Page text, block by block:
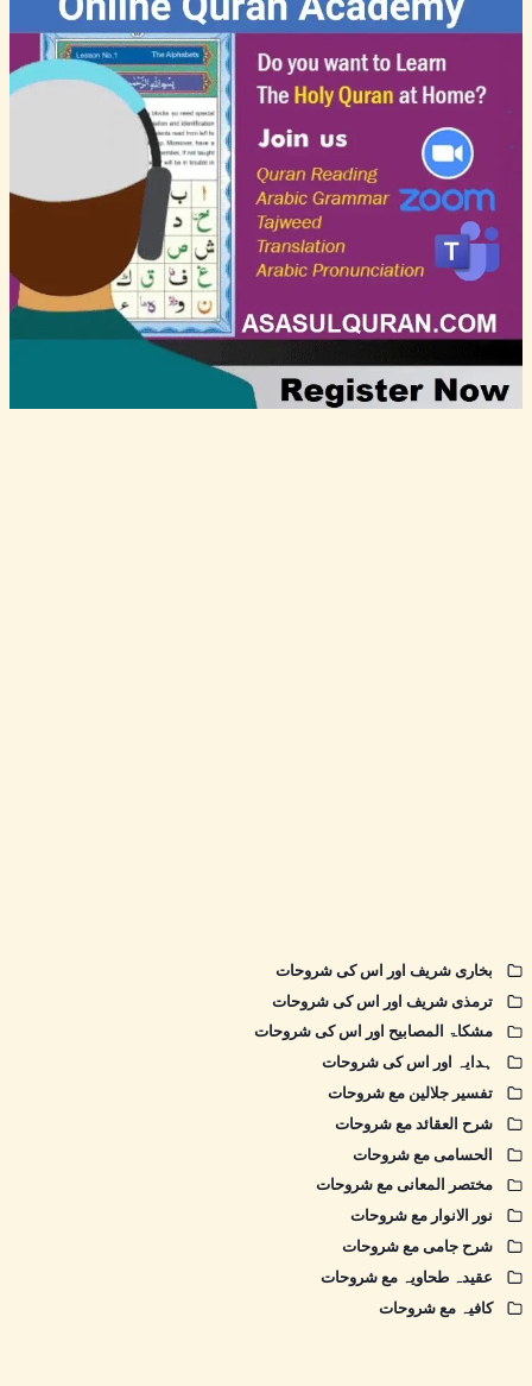
بخاری شریف اور اس کی شروحات
ترمذی شریف اور اس کی شروحات
مشکاۃ المصابیح اور اس کی شروحات
ہدایہ اور اس کی شروحات
تفسیر جلالین مع شروحات
شرح العقائد مع شروحات
الحسامی مع شروحات
مختصر المعانی مع شروحات
نور الانوار مع شروحات
شرح جامی مع شروحات
عقیدہ طحاویہ مع شروحات
کافیہ مع شروحات